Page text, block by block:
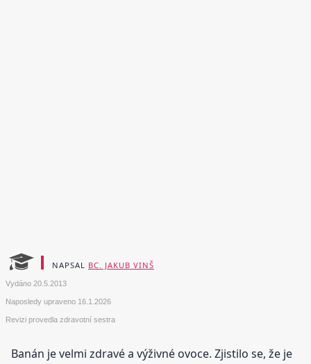
NAPSAL BC. JAKUB VINŠ
Vydáno 20.5.2013
Naposledy upraveno 16.1.2026
Revizi provedla zdravotní sestra
Banán je velmi zdravé a výživné ovoce. Zjistilo se, že je